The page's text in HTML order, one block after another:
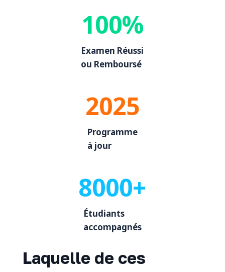
100%
Examen Réussi
ou Remboursé
2025
Programme
à jour
8000+
Étudiants
accompagnés
Laquelle de ces